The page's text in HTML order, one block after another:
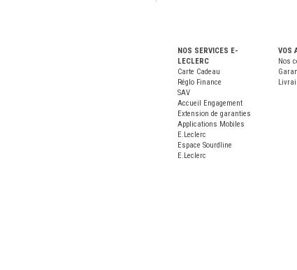
NOS SERVICES E-
LECLERC
Carte Cadeau
Réglo Finance
SAV
Accueil Engagement
Extension de garanties
Applications Mobiles
E.Leclerc
Espace Sourdline
E.Leclerc
VOS
Nos